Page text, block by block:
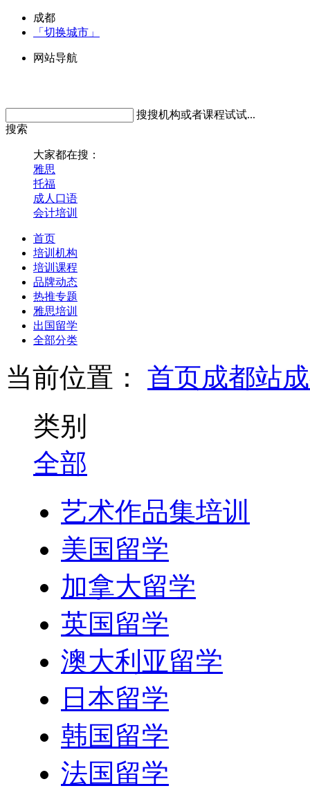
成都
「切换城市」
网站导航
搜搜机构或者课程试试...
搜索
大家都在搜：
雅思
托福
成人口语
会计培训
首页
培训机构
培训课程
品牌动态
热推专题
雅思培训
出国留学
全部分类
当前位置： 首页成都站
类别
全部
艺术作品集培训
美国留学
加拿大留学
英国留学
澳大利亚留学
日本留学
韩国留学
法国留学